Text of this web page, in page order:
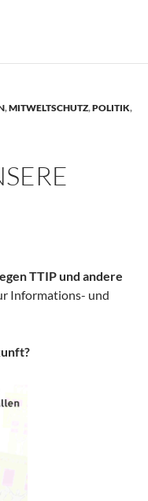
,MITWELTSCHUTZ,POLITIK,
TTIP und andere
Informations- und